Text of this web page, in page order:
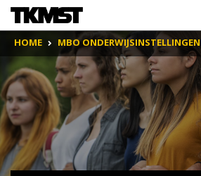
HOME MBO ONDERWIJSINSTELLINGEN